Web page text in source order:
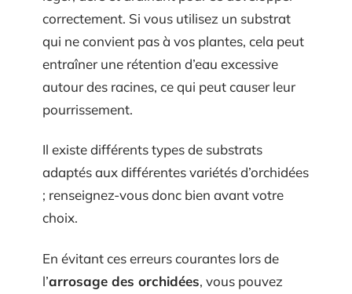
correctement. Si vous utilisez un substrat
qui ne convient pas à vos plantes, cela peut
entraîner une rétention d’eau excessive
autour des racines, ce qui peut causer leur
pourrissement.
Il existe différents types de substrats
adaptés aux différentes variétés d’orchidées
; renseignez-vous donc bien avant votre
choix.
En évitant ces erreurs courantes lors de
l’arrosage des orchidées, vous pouvez